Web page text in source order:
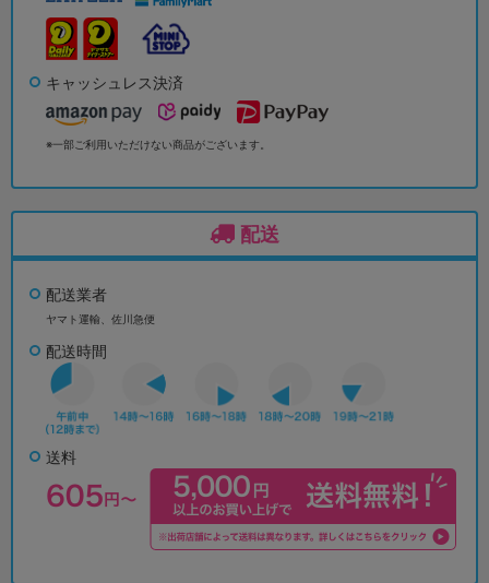
キャッシュレス決済
※一部ご利用いただけない商品がございます。
配送
配送業者
ヤマト運輸、佐川急便
配送時間
送料